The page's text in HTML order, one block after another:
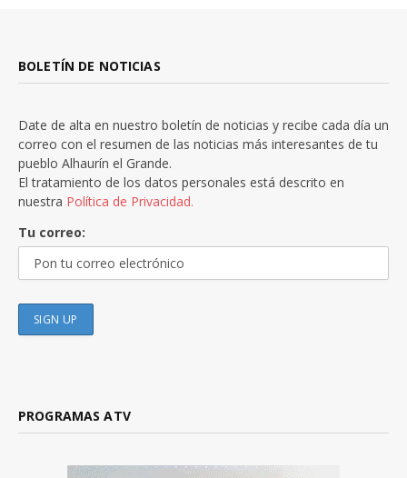
BOLETÍN DE NOTICIAS
Date de alta en nuestro boletín de noticias y recibe cada día un
correo con el resumen de las noticias más interesantes de tu
pueblo Alhaurín el Grande.
El tratamiento de los datos personales está descrito en
nuestra Política de Privacidad.
Tu correo:
PROGRAMAS ATV